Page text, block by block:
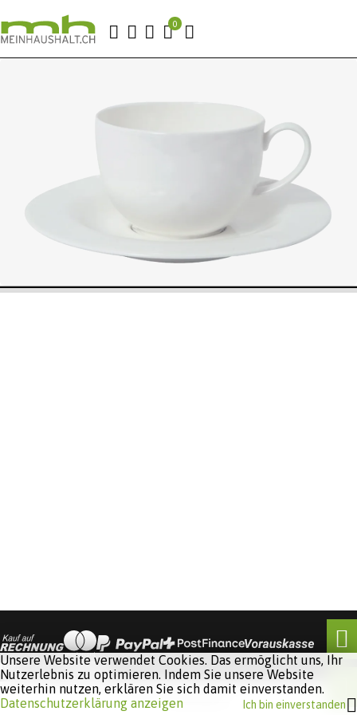
Software:
Unsere Website verwendet Cookies. Das ermöglicht uns, Ihr
Nutzerlebnis zu optimieren. Indem Sie unsere Website
weiterhin nutzen, erklären Sie sich damit einverstanden.
Datenschutzerklärung anzeigen
Ich bin einverstanden